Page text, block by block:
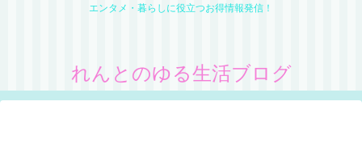
エンタメ・暮らしに役立つお得情報発信！
れんとのゆる生活ブログ